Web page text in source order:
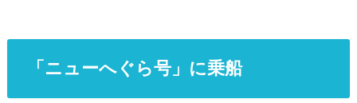
「ニューへぐら号」に乗船